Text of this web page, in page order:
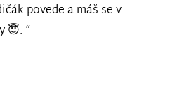
povede a máš se v
😇. “